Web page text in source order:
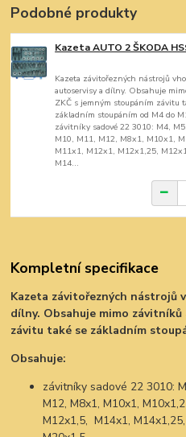
Podobné produkty
Kazeta AUTO 2 ŠKODA
Kazeta závitořezných nástrojů
autoservisy a dílny. Obsahuje
ZKČ s jemným stoupáním závitu
základním stoupáním od M4 do
závitníky sadové 22 3010: M4,
M10, M11, M12, M8x1, M10x1,
M11x1, M12x1, M12x1,25,
M14...
Kompletní specifikace
Kazeta závitořezných nástrojů
dílny. Obsahuje mimo závitníků
závitu také se základním
Obsahuje:
závitníky sadové 22 3010:
M12, M8x1, M10x1,
M12x1,5, M14x1,